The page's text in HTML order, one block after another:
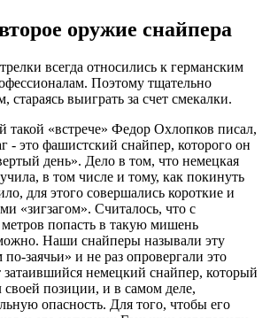
оружие снайпера
всегда относились к германским
Поэтому тщательно
стараясь выиграть за счет смекалки.
такой «встрече» Федор Охлопков писал,
- это фашистский снайпер, которого он
день». Дело в том, что немецкая
в том числе и тому, как покинуть
для этого совершались короткие и
«зигзагом». Считалось, что с
метров попасть в такую мишень
Наши снайперы называли эту
заячьи» и не раз опровергали это
немецкий снайпер, который
своей позиции, и в самом деле,
опасность. Для того, чтобы его